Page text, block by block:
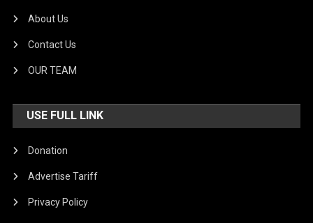
About Us
Contact Us
OUR TEAM
USE FULL LINK
Donation
Advertise Tariff
Privacy Policy